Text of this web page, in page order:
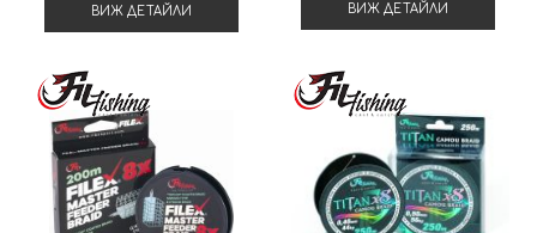
ВИЖ ДЕТАЙЛИ ВИЖ ДЕТАЙЛИ